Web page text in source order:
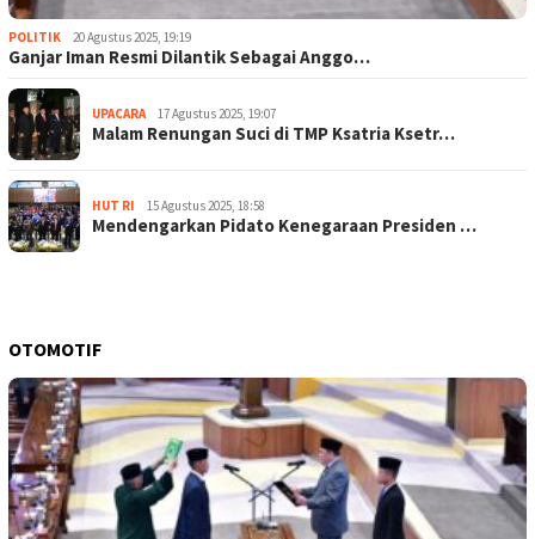
POLITIK 20 Agustus 2025, 19:19
Ganjar Iman Resmi Dilantik Sebagai Anggo…
UPACARA 17 Agustus 2025, 19:07
Malam Renungan Suci di TMP Ksatria Ksetr…
HUT RI 15 Agustus 2025, 18:58
Mendengarkan Pidato Kenegaraan Presiden …
OTOMOTIF